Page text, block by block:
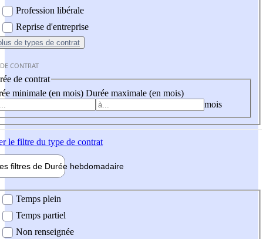
Profession libérale
Reprise d'entreprise
de types de contrat
CONTRAT
de contrat
minimale (en mois) Durée maximale (en mois)
mois
le filtre du type de contrat
filtres de Durée hebdomadaire
Temps plein
Temps partiel
Non renseignée